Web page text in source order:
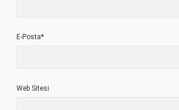
E-Posta*
Web Sitesi